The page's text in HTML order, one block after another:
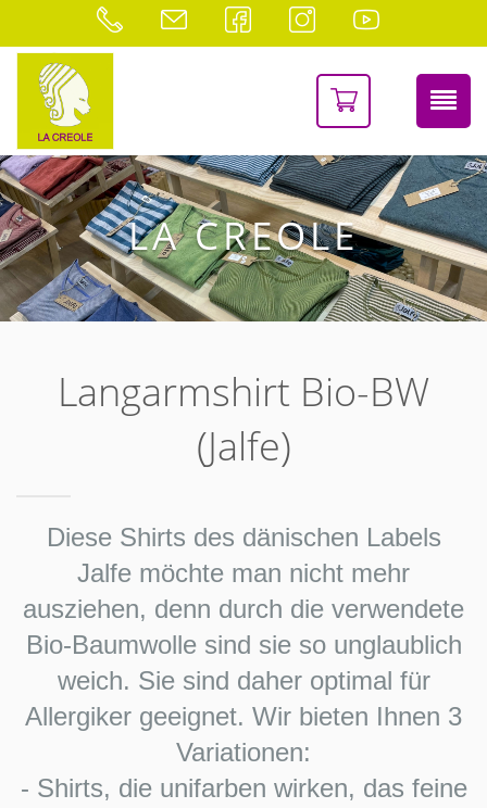
LA CREOLE
Langarmshirt Bio-BW
(Jalfe)
Diese Shirts des dänischen Labels
Jalfe möchte man nicht mehr
ausziehen, denn durch die verwendete
Bio-Baumwolle sind sie so unglaublich
weich. Sie sind daher optimal für
Allergiker geeignet. Wir bieten Ihnen 3
Variationen:
- Shirts, die unifarben wirken, das feine